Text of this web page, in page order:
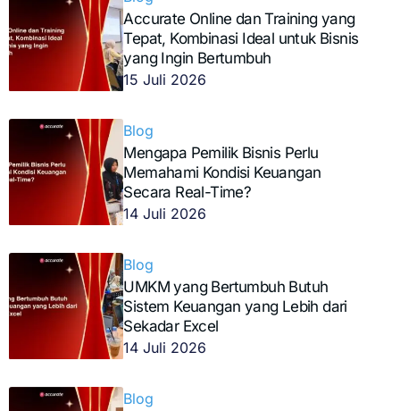
Accurate Online dan Training yang
Tepat, Kombinasi Ideal untuk Bisnis
yang Ingin Bertumbuh
15 Juli 2026
Blog
Mengapa Pemilik Bisnis Perlu
Memahami Kondisi Keuangan
Secara Real-Time?
14 Juli 2026
Blog
UMKM yang Bertumbuh Butuh
Sistem Keuangan yang Lebih dari
Sekadar Excel
14 Juli 2026
Blog